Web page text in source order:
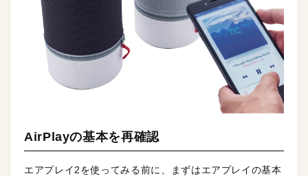
AirPlayの基本を再確認
エアプレイ2を使ってみる前に、まずはエアプレイの基本